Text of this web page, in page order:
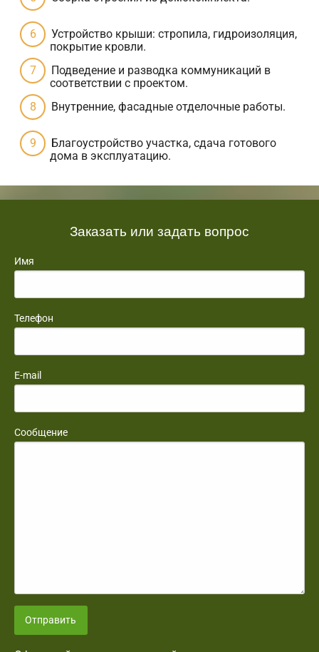
Устройство крыши: стропила, гидроизоляция,
покрытие кровли.
Подведение и разводка коммуникаций в
соответствии с проектом.
Внутренние, фасадные отделочные работы.
Благоустройство участка, сдача готового
дома в эксплуатацию.
Заказать или задать вопрос
Имя
Телефон
E-mail
Сообщение
Отправить